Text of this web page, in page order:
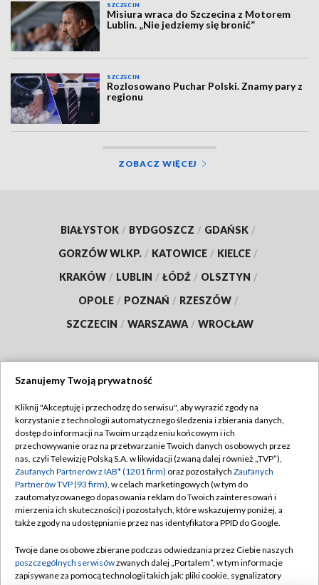
SZCZECIN
Misiura wraca do Szczecina z Motorem
Lublin. „Nie jedziemy się bronić”
SZCZECIN
Rozlosowano Puchar Polski. Znamy pary z
regionu
ZOBACZ WIĘCEJ
BIAŁYSTOK / BYDGOSZCZ / GDAŃSK /
GORZÓW WLKP. / KATOWICE / KIELCE /
KRAKÓW / LUBLIN / ŁÓDŹ / OLSZTYN /
OPOLE / POZNAŃ / RZESZÓW /
SZCZECIN / WARSZAWA / WROCŁAW
TVP
Abonament TVP
Emisja w TVP
Centrum informacji TVP
Naziemna Telewizja Cyfrowa
Rada Programowa
Regulamin TVP
Polityka prywatności
Moje zgody
Pomoc
Kontakt
Szanujemy Twoją prywatność
Kliknij "Akceptuję i przechodzę do serwisu", aby wyrazić zgody na
korzystanie z technologii automatycznego śledzenia i zbierania danych,
dostęp do informacji na Twoim urządzeniu końcowym i ich
przechowywanie oraz na przetwarzanie Twoich danych osobowych przez
nas, czyli Telewizję Polską S.A. w likwidacji (zwaną dalej również „TVP”),
Zaufanych Partnerów z IAB* (1201 firm) oraz pozostałych Zaufanych
Partnerów TVP (93 firm), w celach marketingowych (w tym do
zautomatyzowanego dopasowania reklam do Twoich zainteresowań i
mierzenia ich skuteczności) i pozostałych, które wskazujemy poniżej, a
także zgody na udostępnianie przez nas identyfikatora PPID do Google.
Twoje dane osobowe zbierane podczas odwiedzania przez Ciebie naszych
poszczególnych serwisówzwanych dalej „Portalem”, w tym informacje
zapisywane za pomocą technologii takich jak: pliki cookie, sygnalizatory